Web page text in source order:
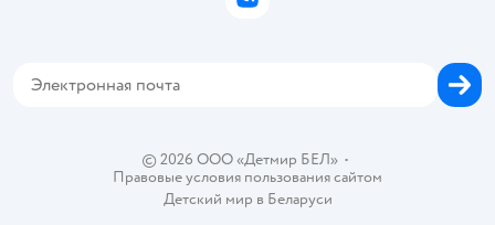
© 2026 ООО «Детмир БЕЛ»•
Правовые условия пользования сайтом
Детский мир в Беларуси
ВКонтакте